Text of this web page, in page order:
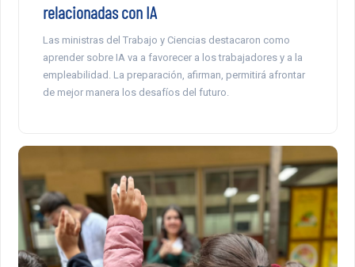
relacionadas con IA
Las ministras del Trabajo y Ciencias destacaron como
aprender sobre IA va a favorecer a los trabajadores y a la
empleabilidad. La preparación, afirman, permitirá afrontar
de mejor manera los desafíos del futuro.